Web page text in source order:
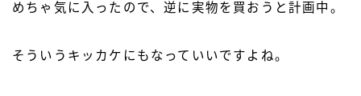
めちゃ気に入ったので、逆に実物を買おうと計画中。
そういうキッカケにもなっていいですよね。